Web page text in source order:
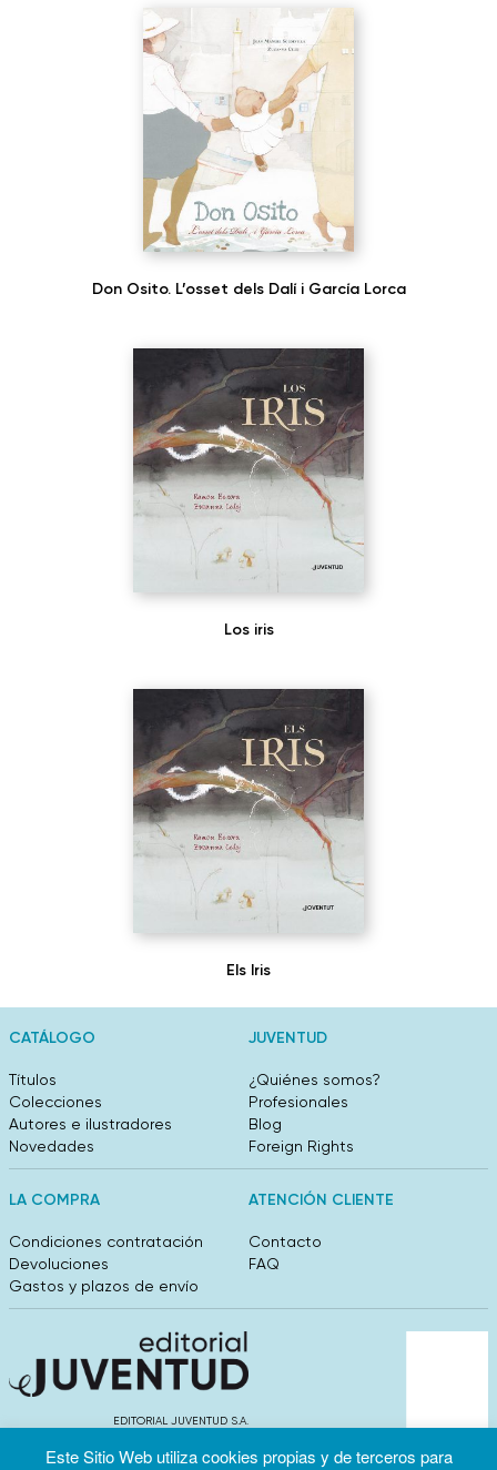
Don Osito. L’osset dels Dalí i García Lorca
Los iris
Els Iris
CATÁLOGO
Títulos
Colecciones
Autores e ilustradores
Novedades
JUVENTUD
¿Quiénes somos?
Profesionales
Blog
Foreign Rights
LA COMPRA
Condiciones contratación
Devoluciones
Gastos y plazos de envío
ATENCIÓN CLIENTE
Contacto
FAQ
EDITORIAL JUVENTUD S.A.
info@editorialjuventud.es
Este Sitio Web utiliza cookies propias y de terceros para